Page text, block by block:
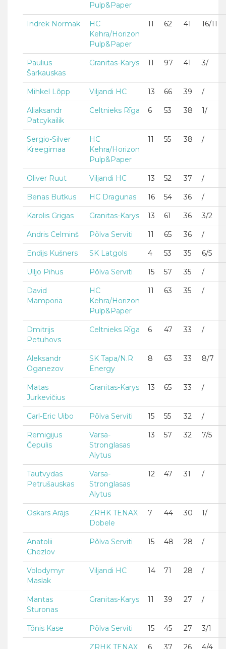
Pulp&Paper
Indrek Normak
HC
Kehra/Horizon
Pulp&Paper
11 62 41 16/11
Paulius
Šarkauskas
Granitas-Karys 11 97 41 3/
Mihkel Lõpp Viljandi HC 13 66 39 /
Aliaksandr
Patcykailik
Celtnieks Rīga 6 53 38 1/
Sergio-Silver
Kreegimaa
HC
Kehra/Horizon
Pulp&Paper
11 55 38 /
Oliver Ruut Viljandi HC 13 52 37 /
Benas Butkus HC Dragunas 16 54 36 /
Karolis Grigas Granitas-Karys 13 61 36 3/2
Andris Celminš Põlva Serviti 11 65 36 /
Endijs Kušners SK Latgols 4 53 35 6/5
Ülljo Pihus Põlva Serviti 15 57 35 /
David
Mamporia
HC
Kehra/Horizon
Pulp&Paper
11 63 35 /
Dmitrijs
Petuhovs
Celtnieks Rīga 6 47 33 /
Aleksandr
Oganezov
SK Tapa/N.R
Energy
8 63 33 8/7
Matas
Jurkevičius
Granitas-Karys 13 65 33 /
Carl-Eric Uibo Põlva Serviti 15 55 32 /
Remigijus
Čepulis
Varsa-
Stronglasas
Alytus
13 57 32 7/5
Tautvydas
Petrušauskas
Varsa-
Stronglasas
Alytus
12 47 31 /
Oskars Arājs
ZRHK TENAX
Dobele
7 44 30 1/
Anatolii
Chezlov
Põlva Serviti 15 48 28 /
Volodymyr
Maslak
Viljandi HC 14 71 28 /
Mantas
Sturonas
Granitas-Karys 11 39 27 /
Tõnis Kase Põlva Serviti 15 45 27 3/1
ZRHK TENAX 6 37 26 4/4